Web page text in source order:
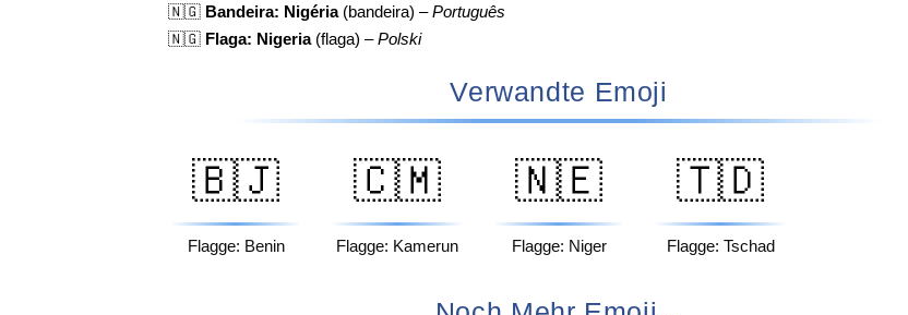
🇳🇬 Bandeira: Nigéria(bandeira) –Português
🇳🇬 Flaga: Nigeria(flaga) –Polski
Verwandte Emoji
🇧🇯
Flagge: Benin
🇨🇲
Flagge: Kamerun
🇳🇪
Flagge: Niger
🇹🇩
Flagge: Tschad